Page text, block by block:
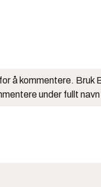
å kommentere. Bruk
under fullt